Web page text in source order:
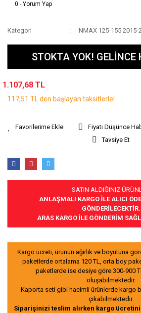
0 - Yorum Yap
Kategori NMAX 125-155 2015-
STOKTA YOK! GELİNCE
1.107,68 TL
117,51 TL den başlayan taksitlerle!
Fiyatı Düşünce
Tavsiye Et
SATIN ALDIĞINIZ
ANLAŞMALI KARGO İLE ALICI
GÖNDERİLECEKTİR.
ARAS KARGO İLE GÖNDERİM
Kargo ücreti, ürünün ağırlık ve boyutuna
paketlerde ortalama 120 TL, orta boy
paketlerde ise desiye göre 300-900
oluşabilmektedir.
Kaporta seti gibi hacimli ürünlerde kargo
çıkabilmektedir.
Siparişinizi teslim alırken kargo ücretini